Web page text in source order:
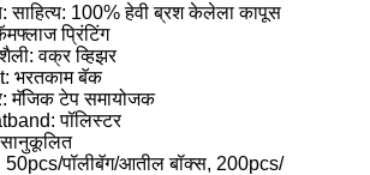
साहित्य: 100% हेवी ब्रश केलेला कापूस
प्रिंटिंग
वक्र व्हिझर
भरतकाम बॅक
मॅजिक टेप समायोजक
पॉलिस्टर
सानुकूलित
50pcs/पॉलीबॅग/आतील बॉक्स, 200pcs/